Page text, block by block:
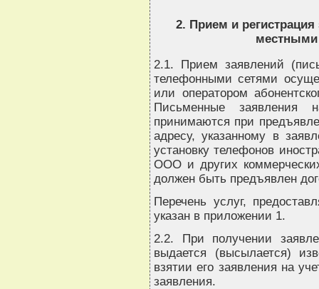
2. Прием и регистрация
2.1. Прием заявлений
телефонными сетями
или оператором
Письменные заявления
принимаются при
адресу, указанному в
установку телефонов
ООО и других
должен быть предъявлен
Перечень услуг,
указан в приложении 1.
2.2. При получении
выдается (высылается)
взятии его заявления на
заявления.